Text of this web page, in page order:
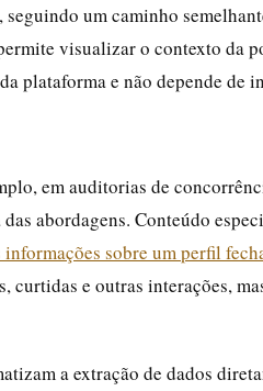
um caminho
visualizar o contexto da
plataforma e não depende de
em auditorias de
abordagens. Conteúdo
sobre um perfil
curtidas e outras interações,
a extração de dados